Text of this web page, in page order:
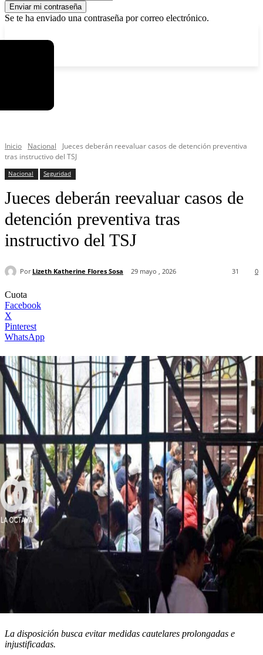
Se te ha enviado una contraseña por correo electrónico.
Inicio Nacional
Jueces deberán reevaluar casos de detención preventiva
tras instructivo del TSJ
Nacional Seguridad
Jueces deberán reevaluar casos de
detención preventiva tras
instructivo del TSJ
Por Lizeth Katherine Flores Sosa 29 mayo , 2026 0
31
Cuota
Facebook
X
Pinterest
WhatsApp
La disposición busca evitar medidas cautelares prolongadas e
injustificadas.